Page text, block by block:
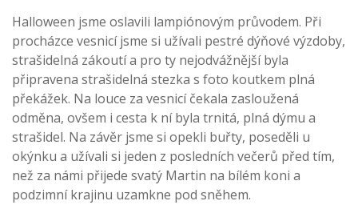
Halloween jsme oslavili lampiónovým průvodem. Při
procházce vesnicí jsme si užívali pestré dýňové výzdoby,
strašidelná zákoutí a pro ty nejodvážnější byla
připravena strašidelná stezka s foto koutkem plná
překážek. Na louce za vesnicí čekala zasloužená
odměna, ovšem i cesta k ní byla trnitá, plná dýmu a
strašidel. Na závěr jsme si opekli buřty, poseděli u
okýnku a užívali si jeden z posledních večerů před tím,
než za námi přijede svatý Martin na bílém koni a
podzimní krajinu uzamkne pod sněhem.